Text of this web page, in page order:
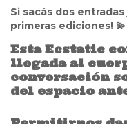
Si sacás dos
primeras ediciones! 💫
Esta Ecstatic
llegada al
conversación
del espacio